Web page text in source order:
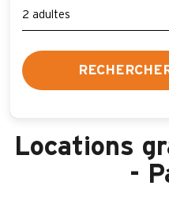
Locations
-